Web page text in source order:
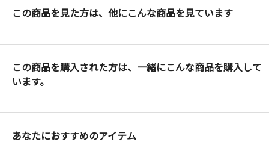
この商品を見た方は、他にこんな商品を見ています
この商品を購入された方は、一緒にこんな商品を購入して
います。
あなたにおすすめのアイテム